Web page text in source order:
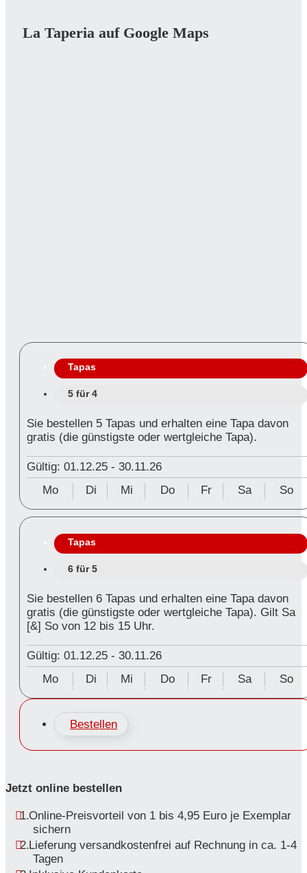
La Taperia auf Google Maps
Tapas
5 für 4
Sie bestellen 5 Tapas und erhalten eine Tapa davon
gratis (die günstigste oder wertgleiche Tapa).
Gültig: 01.12.25 - 30.11.26
Mo
Di Mi Do Fr Sa So
Tapas
6 für 5
Sie bestellen 6 Tapas und erhalten eine Tapa davon
gratis (die günstigste oder wertgleiche Tapa). Gilt Sa
[&] So von 12 bis 15 Uhr.
Gültig: 01.12.25 - 30.11.26
Mo
Di Mi Do Fr Sa So
Bestellen
Jetzt online bestellen
Online-Preisvorteil von 1 bis 4,95 Euro je Exemplar
sichern
Lieferung versandkostenfrei auf Rechnung in ca. 1-4
Tagen